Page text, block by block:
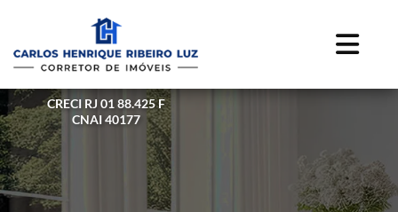
CRECI RJ 01 88.425 F
CNAI 40177